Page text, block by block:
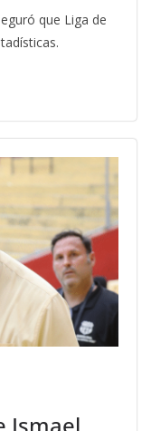
que Liga de